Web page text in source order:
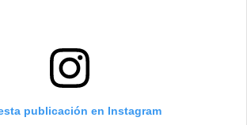
publicación en Instagram